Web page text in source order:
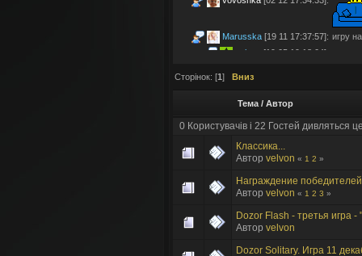
Marusska [19 11 17:37:57]: игру
velvon
[19 05 19:18:04]
velvon [08 05 02:23:45]: Да
Montes [06 05 23:19:57]
velvon [17 04 14:25:32]: Да,
vovoshka
vovoshka [04 04 11:07:35]
vovoshka [31 03 17:06:32]
vovoshka [22 02 09:22:51]: можна
Сторінок: [1] Вниз
Тема/ Автор
0 Користувачів і 22 Гостей дивляться
Классика...
Автор velvon « 1 2 »
Награждение
Автор velvon « 1 2 3 »
Dozor Flash - третья
Автор velvon
Dozor Solitary. Игра 11